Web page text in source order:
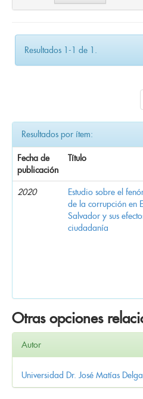
Resultados 1-1 de 1.
Resultados por ítem:
Fecha de
publicación
Título
2020
Estudio sobre el
de la corrupción en El
Salvador y sus
ciudadanía
Otras opciones
Autor
Universidad Dr. José Matías